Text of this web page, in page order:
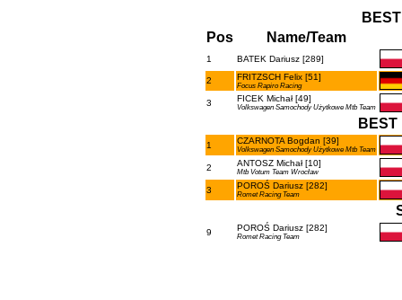
Pos
Name/Team
1 BATEK Dariusz [289]
2 FRITZSCH Felix [51]
Focus Rapiro Racing
3 FICEK Michał [49]
Volkswagen Samochody Użytkowe Mtb Team
BEST
1 CZARNOTA Bogdan [39]
Volkswagen Samochody Użytkowe Mtb Team
2 ANTOSZ Michał [10]
Mtb Votum Team Wrocław
3 POROŚ Dariusz [282]
Romet Racing Team
9 POROŚ Dariusz [282]
Romet Racing Team